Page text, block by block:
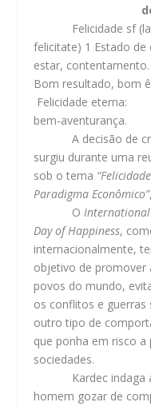
Felicidade sf
felicitate) 1 Estado de
estar,
Bom resultado, bom
Felicidade eterna:
bem-aventurança.
A decisão de
surgiu durante uma
sob o tema
Paradigma Econômico”
O International
Day of Happiness,
internacionalmente,
objetivo de promover
povos do mundo,
os conflitos e guerras
outro tipo de
que ponha em risco
sociedades.
Kardec indaga
homem gozar de